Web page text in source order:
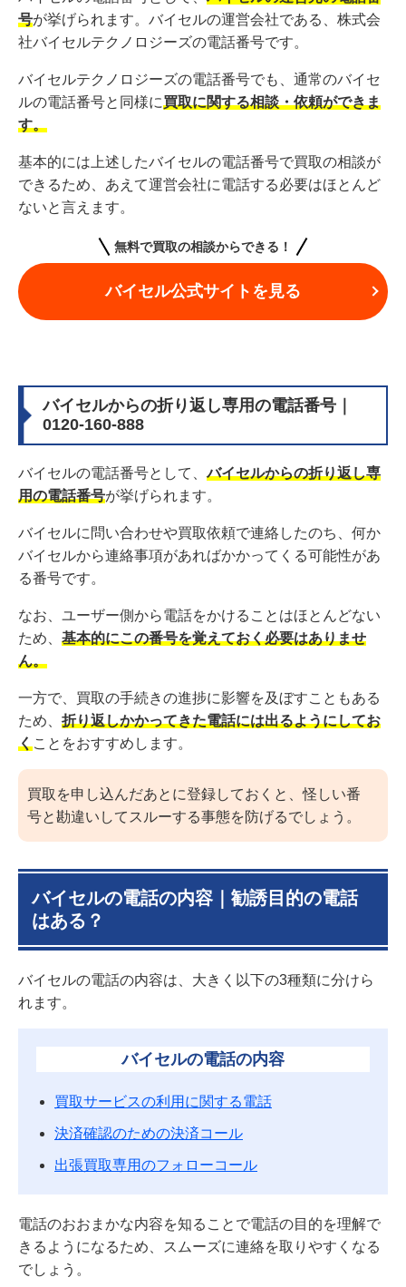
号が挙げられます。バイセルの運営会社である、株式会
社バイセルテクノロジーズの電話番号です。
バイセルテクノロジーズの電話番号でも、通常のバイセ
ルの電話番号と同様に買取に関する相談・依頼ができま
す。
基本的には上述したバイセルの電話番号で買取の相談が
できるため、あえて運営会社に電話する必要はほとんど
ないと言えます。
無料で買取の相談からできる！
バイセル公式サイトを見る
バイセルからの折り返し専用の電話番号｜
0120-160-888
バイセルの電話番号として、バイセルからの折り返し専
用の電話番号が挙げられます。
バイセルに問い合わせや買取依頼で連絡したのち、何か
バイセルから連絡事項があればかかってくる可能性があ
る番号です。
なお、ユーザー側から電話をかけることはほとんどない
ため、 基本的にこの番号を覚えておく必要はありませ
ん。
一方で、買取の手続きの進捗に影響を及ぼすこともある
ため、 折り返しかかってきた電話には出るようにしてお
くことをおすすめします。
買取を申し込んだあとに登録しておくと、怪しい番
号と勘違いしてスルーする事態を防げるでしょう。
バイセルの電話の内容｜勧誘目的の電話
はある？
バイセルの電話の内容は、大きく以下の3種類に分けら
れます。
バイセルの電話の内容
買取サービスの利用に関する電話
決済確認のための決済コール
出張買取専用のフォローコール
電話のおおまかな内容を知ることで電話の目的を理解で
きるようになるため、スムーズに連絡を取りやすくなる
でしょう。